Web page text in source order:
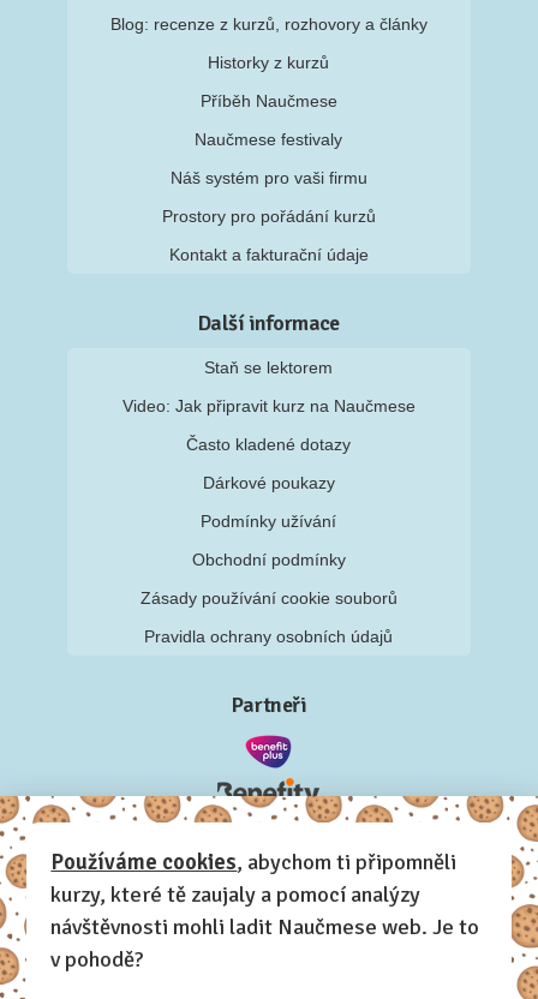
Blog: recenze z kurzů, rozhovory a články
Historky z kurzů
Příběh Naučmese
Naučmese festivaly
Náš systém pro vaši firmu
Prostory pro pořádání kurzů
Kontakt a fakturační údaje
Další informace
Staň se lektorem
Video: Jak připravit kurz na Naučmese
Často kladené dotazy
Dárkové poukazy
Podmínky užívání
Obchodní podmínky
Zásady používání cookie souborů
Pravidla ochrany osobních údajů
Partneři
Používáme cookies, abychom ti připomněli
kurzy, které tě zaujaly a pomocí analýzy
návštěvnosti mohli ladit Naučmese web. Je to
v pohodě?